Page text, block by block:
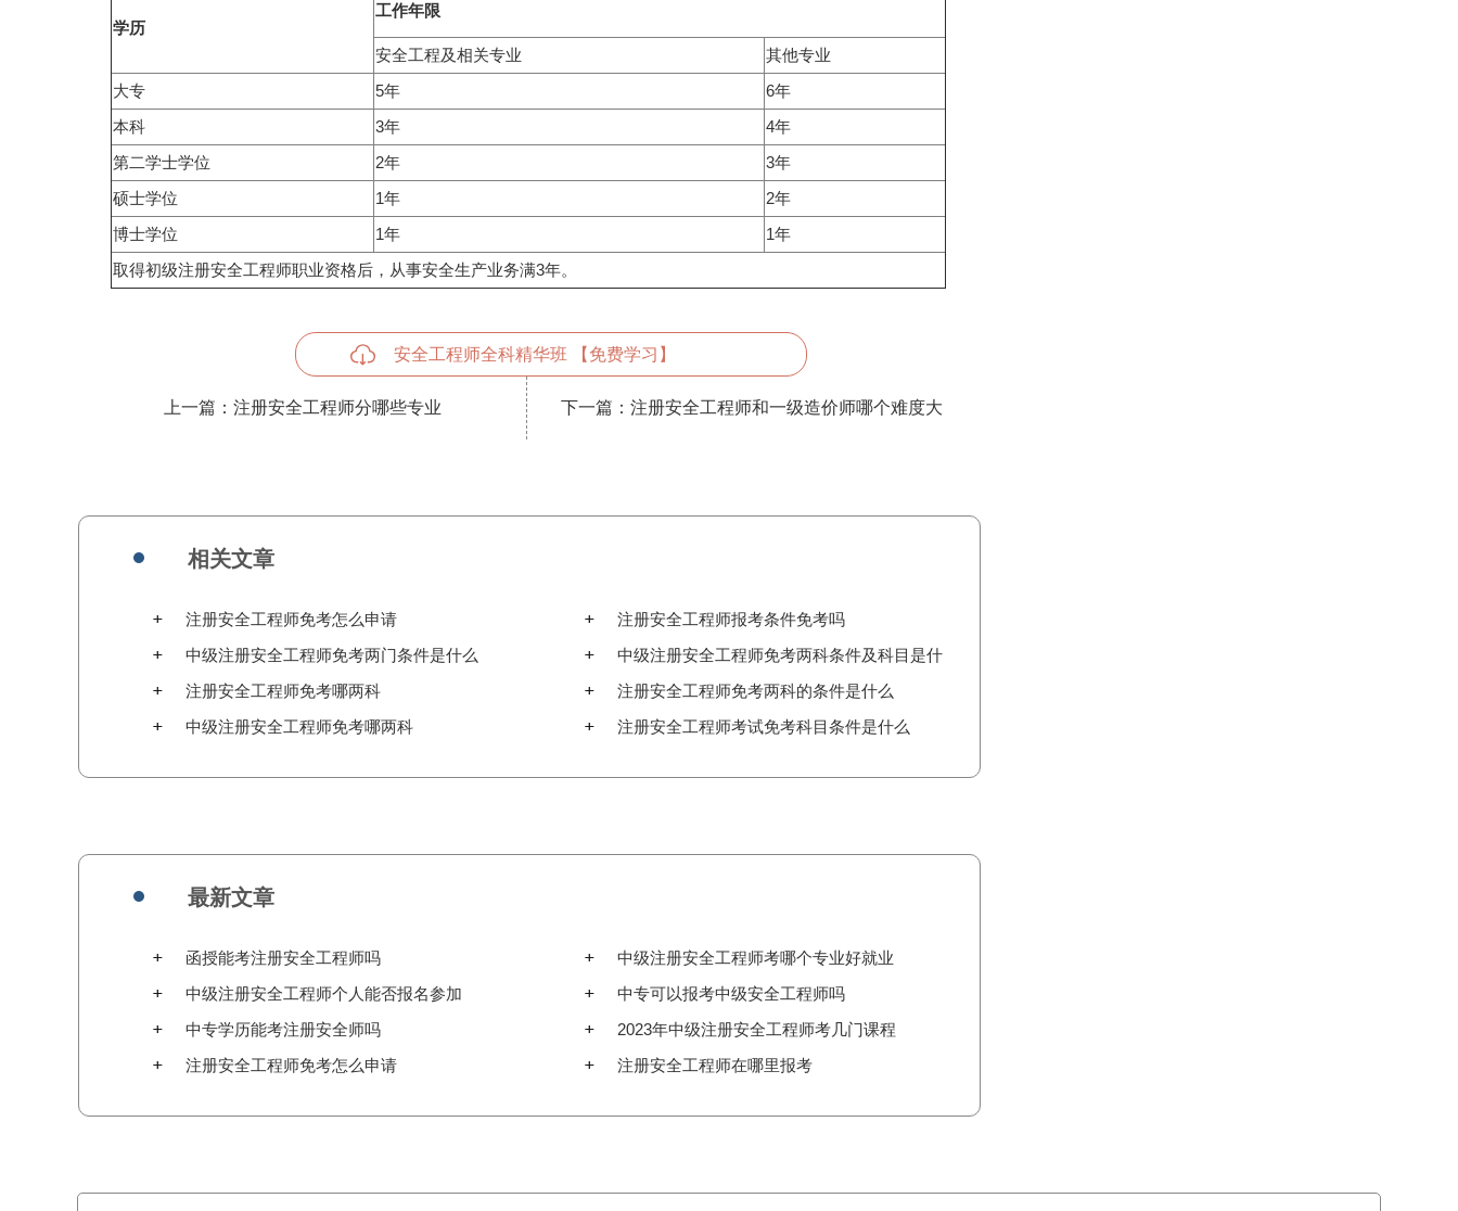
学历
工作年限
安全工程及相关专业
其他专业
大专
5年
6年
本科
3年
4年
第二学士学位
2年
3年
硕士学位
1年
2年
博士学位
1年
1年
取得初级注册安全工程师职业资格后，从事安全生产业务满3年。
安全工程师全科精华班 【免费学习】
上一篇： 注册安全工程师分哪些专业 下一篇： 注册安全工程师和一级造价师哪个难度大
相关文章
注册安全工程师免考怎么申请
注册安全工程师报考条件免考吗
中级注册安全工程师免考两门条件是什么
中级注册安全工程师免考两科条件及科目是什
么
注册安全工程师免考哪两科
注册安全工程师免考两科的条件是什么
中级注册安全工程师免考哪两科
注册安全工程师考试免考科目条件是什么
最新文章
函授能考注册安全工程师吗
中级注册安全工程师考哪个专业好就业
中级注册安全工程师个人能否报名参加
中专可以报考中级安全工程师吗
中专学历能考注册安全师吗
2023年中级注册安全工程师考几门课程
注册安全工程师免考怎么申请
注册安全工程师在哪里报考